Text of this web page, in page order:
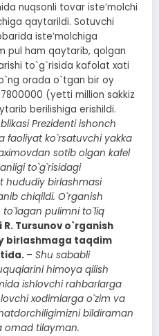
nuqsonli tovar isteʼmolchi
qaytarildi. Sotuvchi
isteʼmolchiga
pul ham qaytarib, qolgan
to`g`risida kafolat xati
orada o`tgan bir oy
(yetti million sakkiz
berilishiga erishildi.
Prezidenti ishonch
faoliyat ko`rsatuvchi yakka
sotib olgan kafel
to`g`risidagi
hududiy birlashmasi
chiqildi. O`rganish
pulimni to`liq
R. Tursunov o`rganish
birlashmaga taqdim
– Shu sababli
himoya qilish
ishlovchi rahbarlarga
xodimlarga o`zim va
bildiraman
omad tilayman.